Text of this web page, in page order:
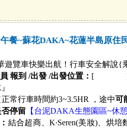
餐~蘇花DAKA~花蓮半島原住
遊覽車快樂出航！行車安全解說{
報到 /出發 /出發位置： [
常行車時間約3~3.5HR ，途中可
停留 【台泥DAKA生態園區~休
結合超商、K∙Seren(美妝)、烘